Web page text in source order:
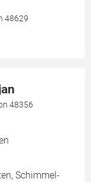
48629
48356
Schimmel-